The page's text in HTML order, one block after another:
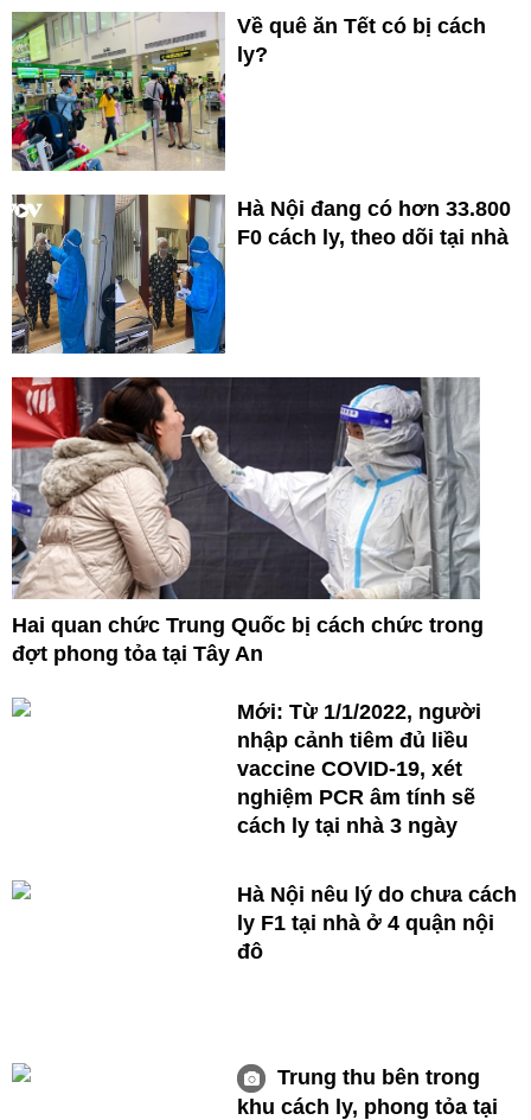
Về quê ăn Tết có bị cách
ly?
Hà Nội đang có hơn 33.800
F0 cách ly, theo dõi tại nhà
Hai quan chức Trung Quốc bị cách chức trong
đợt phong tỏa tại Tây An
Mới: Từ 1/1/2022, người
nhập cảnh tiêm đủ liều
vaccine COVID-19, xét
nghiệm PCR âm tính sẽ
cách ly tại nhà 3 ngày
Hà Nội nêu lý do chưa cách
ly F1 tại nhà ở 4 quận nội
đô
Trung thu bên trong
khu cách ly, phong tỏa tại